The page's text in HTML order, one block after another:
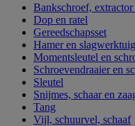
Bankschroef,
Dop en ratel
Gereedschapsset
Hamer en slagwerktuig
Momentsleutel en
Schroevendraaier en
Sleutel
Snijmes, schaar en
Tang
Vijl, schuurvel, schaaf